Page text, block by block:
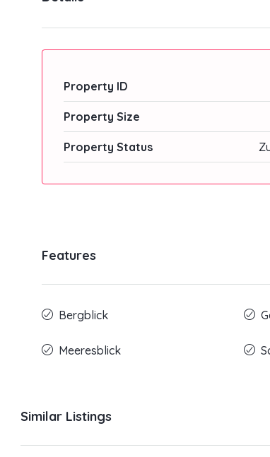
Property ID
Property Size
Property Status
Features
Bergblick
Meeresblick
Similar Listings